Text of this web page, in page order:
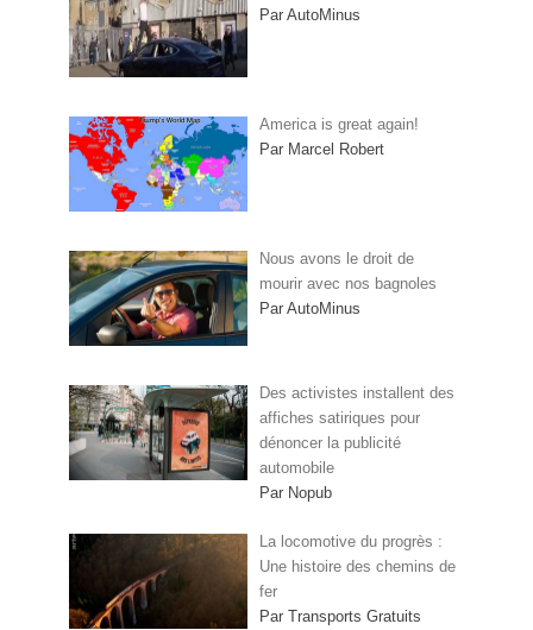
Par AutoMinus
America is great again!
Par Marcel Robert
Nous avons le droit de
mourir avec nos bagnoles
Par AutoMinus
Des activistes installent des
affiches satiriques pour
dénoncer la publicité
automobile
Par Nopub
La locomotive du progrès :
Une histoire des chemins de
fer
Par Transports Gratuits